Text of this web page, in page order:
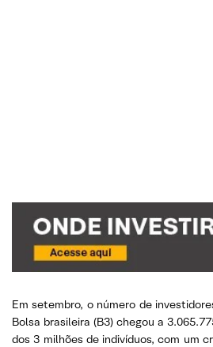
Em setembro, o número de
Bolsa brasileira (B3) chegou a
dos 3 milhões de indivíduos, com um